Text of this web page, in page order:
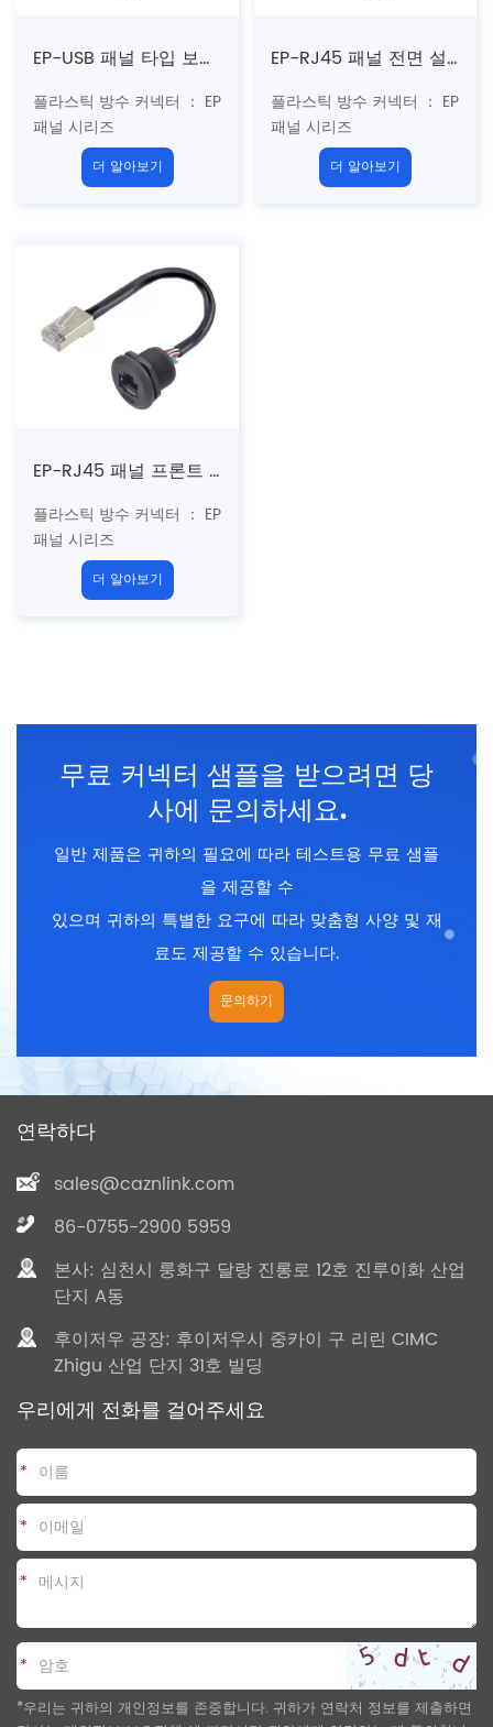
EP-USB 패널 타입 보드 전면 설치 여성 소켓/남성 스트레이트 플러그 (스레드)
플라스틱 방수 커넥터 ： EP
패널 시리즈
구조 유형 : 패널 유형 보드
앞에 설치된 암 소켓
차폐 : 사용자 정의
인증 : CE 、 rohs
더 알아보기
EP-RJ45 패널 전면 설치 여성 소켓/와이어 접착제 충전물이있는 남성 직선 플러그 (나사산)
플라스틱 방수 커넥터 ： EP
패널 시리즈
구조 유형 : 패널 유형 보드
앞에 설치된 여성 소켓 (접
더 알아보기
EP-RJ45 패널 프론트 설치 여성 소켓/남성 직선 플러그 와이어 접착제 채우기 (나사산)
플라스틱 방수 커넥터 ： EP
패널 시리즈
구조 유형 : 패널 유형 보드
앞에 설치된 암 소켓 (접착
인증 : CE 、 rohs
더 알아보기
무료 커넥터 샘플을 받으려면 당
사에 문의하세요.
일반 제품은 귀하의 필요에 따라 테스트용 무료 샘플
을 제공할 수
있으며 귀하의 특별한 요구에 따라 맞춤형 사양 및 재
료도 제공할 수 있습니다.
문의하기
연락하다
sales@caznlink.com
86-0755-2900 5959
본사: 심천시 룽화구 달랑 진롱로 12호 진루이화 산업
단지 A동
후이저우 공장: 후이저우시 중카이 구 리린 CIMC
Zhigu 산업 단지 31호 빌딩
우리에게 전화를 걸어주세요
*
*
*
*
*우리는 귀하의 개인정보를 존중합니다. 귀하가 연락처 정보를 제출하면